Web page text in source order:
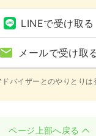
LINEで受け取る
メールで受け取
バイザーとのやりとりは
ページ上部へ戻る